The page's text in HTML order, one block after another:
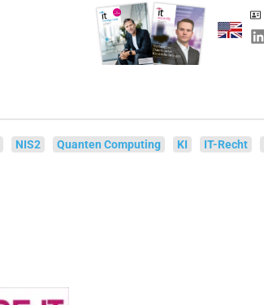
NIS2 Quanten Computing KI IT-Recht